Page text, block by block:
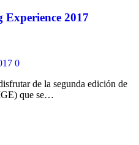
2017
0
de la segunda edición de
que se…